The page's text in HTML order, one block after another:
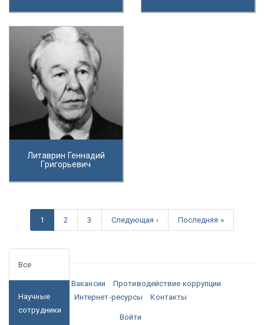
Литаврин Геннадий
Григорьевич
1 2 3 Следующая › Последняя »
Все
Научные
сотрудники
Медиа Вакансии
Противодействие коррупции
Интернет-ресурсы
Контакты
Войти